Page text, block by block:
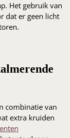
Het gebruik van
dat er geen licht
combinatie van
extra kruiden